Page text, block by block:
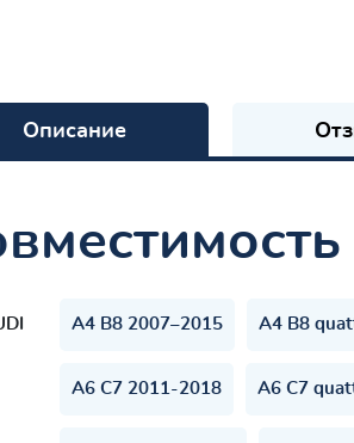
Описание
A4 B8 2007–2015 A4 B8
A6 C7 2011-2018 A6 C7